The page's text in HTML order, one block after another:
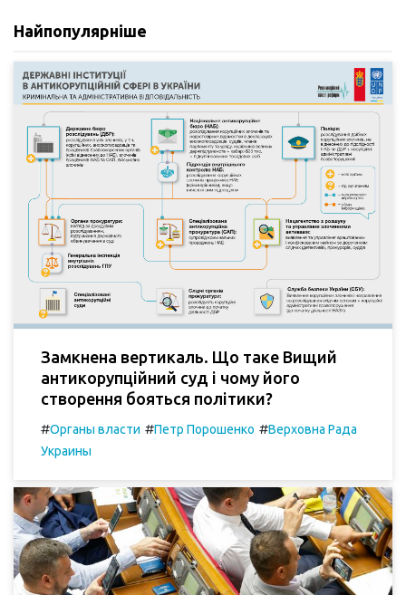
Найпопулярніше
Замкнена вертикаль. Що таке Вищий
антикорупційний суд і чому його
створення бояться політики?
#Органы власти #Петр Порошенко #Верховна Рада
Украины